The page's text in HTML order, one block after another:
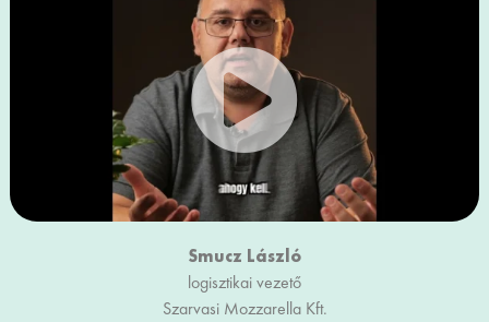
Smucz László
logisztikai vezető
Szarvasi Mozzarella Kft.